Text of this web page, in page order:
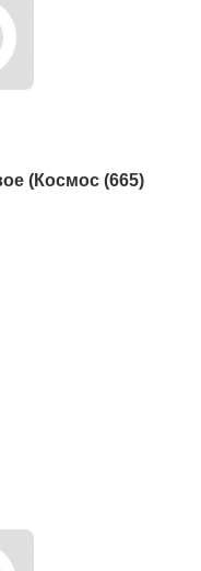
(Космос (665)